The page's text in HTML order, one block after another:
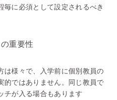
毎に必須として設定されるべき
重要性
は様々で、入学前に個別教員の
的ではありません。同じ教員で
チが入る場合もあります